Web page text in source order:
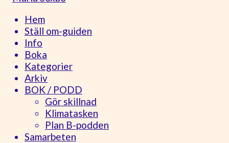
Hem
Ställ om-guiden
Info
Boka
Kategorier
Arkiv
BOK / PODD
Gör skillnad
Klimatasken
Plan B-podden
Samarbeten